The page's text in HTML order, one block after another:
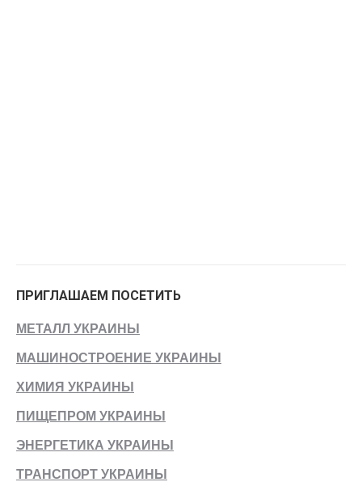
ПРИГЛАШАЕМ ПОСЕТИТЬ
МЕТАЛЛ УКРАИНЫ
МАШИНОСТРОЕНИЕ УКРАИНЫ
ХИМИЯ УКРАИНЫ
ПИЩЕПРОМ УКРАИНЫ
ЭНЕРГЕТИКА УКРАИНЫ
ТРАНСПОРТ УКРАИНЫ